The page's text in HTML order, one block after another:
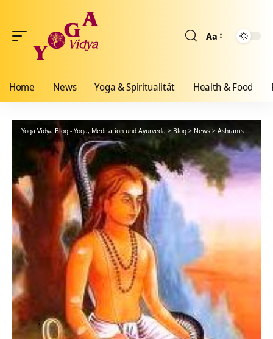
Aa
Home News Yoga & Spiritualität Health & Food
Yoga Vidya Blog - Yoga, Meditation und Ayurveda > Blog > News > Ashrams